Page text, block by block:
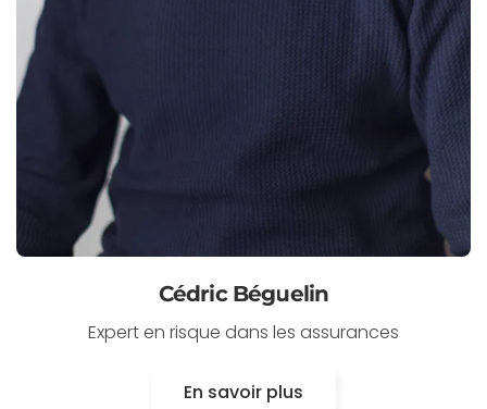
Cédric Béguelin
Expert en risque dans les assurances
En savoir plus